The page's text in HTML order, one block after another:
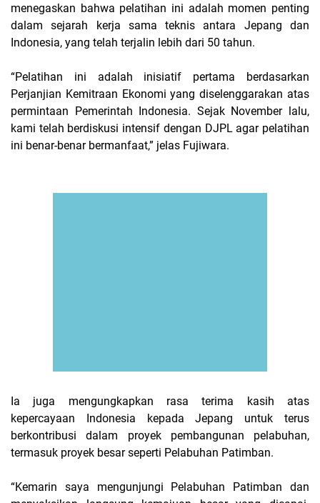
menegaskan bahwa pelatihan ini adalah momen penting
dalam sejarah kerja sama teknis antara Jepang dan
Indonesia, yang telah terjalin lebih dari 50 tahun.
“Pelatihan ini adalah inisiatif pertama berdasarkan
Perjanjian Kemitraan Ekonomi yang diselenggarakan atas
permintaan Pemerintah Indonesia. Sejak November lalu,
kami telah berdiskusi intensif dengan DJPL agar pelatihan
ini benar-benar bermanfaat,” jelas Fujiwara.
Ia juga mengungkapkan rasa terima kasih atas
kepercayaan Indonesia kepada Jepang untuk terus
berkontribusi dalam proyek pembangunan pelabuhan,
termasuk proyek besar seperti Pelabuhan Patimban.
“Kemarin saya mengunjungi Pelabuhan Patimban dan